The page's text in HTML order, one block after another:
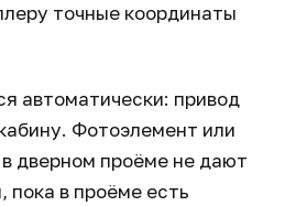
точные координаты
автоматически: привод
Фотоэлемент или
дверном проёме не дают
пока в проёме есть